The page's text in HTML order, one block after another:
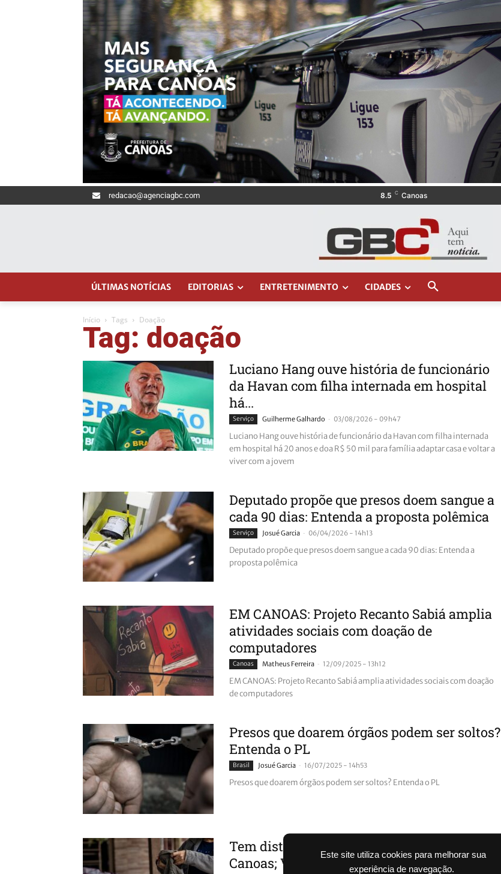
Este site utiliza cookies para melhorar sua
experiência de navegação.
redacao@agenciagbc.com 8.5 C Canoas
ÚLTIMAS NOTÍCIAS EDITORIAS ENTRETENIMENTO CIDADES
Início Tags Doação
Tag: doação
Luciano Hang ouve história de funcionário
da Havan com filha internada em hospital
há...
Serviço Guilherme Galhardo - 03/08/2026 - 09h47
Luciano Hang ouve história de funcionário da Havan com filha internada
em hospital há 20 anos e doa R$ 50 mil para família adaptar casa e voltar a
viver com a jovem
Deputado propõe que presos doem sangue a
cada 90 dias: Entenda a proposta polêmica
Serviço Josué Garcia - 06/04/2026 - 14h13
Deputado propõe que presos doem sangue a cada 90 dias: Entenda a
proposta polêmica
EM CANOAS: Projeto Recanto Sabiá amplia
atividades sociais com doação de
computadores
Canoas Matheus Ferreira - 12/09/2025 - 13h12
EM CANOAS: Projeto Recanto Sabiá amplia atividades sociais com doação
de computadores
Presos que doarem órgãos podem ser soltos?
Entenda o PL
Brasil Josué Garcia - 16/07/2025 - 14h53
Presos que doarem órgãos podem ser soltos? Entenda o PL
Tem distribuição de roupas acontecendo em
Canoas; Veja onde